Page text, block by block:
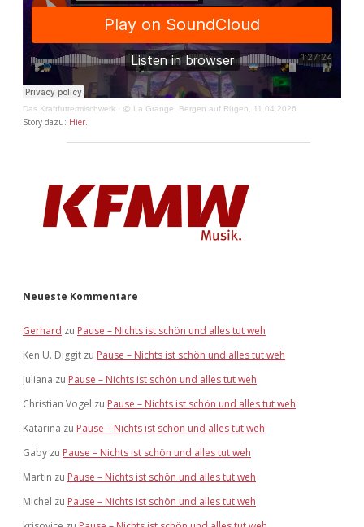
Das Kraftfuttermischwerk · @ La Grange, Bergen auf Rügen, 11.04.2026
Story dazu: Hier
Neueste Kommentare
Gerhard zu Pause – Nichts ist schön und alles tut weh
Ken U. Diggit zu Pause – Nichts ist schön und alles tut weh
Juliana zu Pause – Nichts ist schön und alles tut weh
Christian Vogel zu Pause – Nichts ist schön und alles tut weh
Katarina zu Pause – Nichts ist schön und alles tut weh
Gaby zu Pause – Nichts ist schön und alles tut weh
Martin zu Pause – Nichts ist schön und alles tut weh
Michel zu Pause – Nichts ist schön und alles tut weh